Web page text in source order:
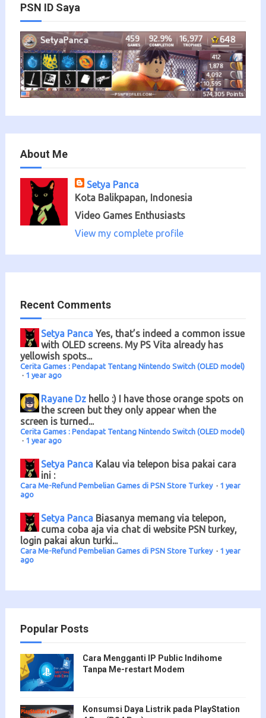
PSN ID Saya
About Me
Setya Panca
Kota Balikpapan, Indonesia
Video Games Enthusiasts
View my complete profile
Recent Comments
Setya Panca Yes, that’s indeed a common issue
with OLED screens. My PS Vita already has
yellowish spots...
Cerita Games : Pendapat Tentang Nintendo Switch (OLED model)
· 1 year ago
Rayane Dz hello :) I have those orange spots on
the screen but they only appear when the
screen is turned...
Cerita Games : Pendapat Tentang Nintendo Switch (OLED model)
· 1 year ago
Setya Panca Kalau via telepon bisa pakai cara
ini :
Cara Me-Refund Pembelian Games di PSN Store Turkey · 1 year
ago
Setya Panca Biasanya memang via telepon,
cuma coba aja via chat di website PSN turkey,
login pakai akun turki...
Cara Me-Refund Pembelian Games di PSN Store Turkey · 1 year
ago
Popular Posts
Cara Mengganti IP Public Indihome
Tanpa Me-restart Modem
Konsumsi Daya Listrik pada PlayStation